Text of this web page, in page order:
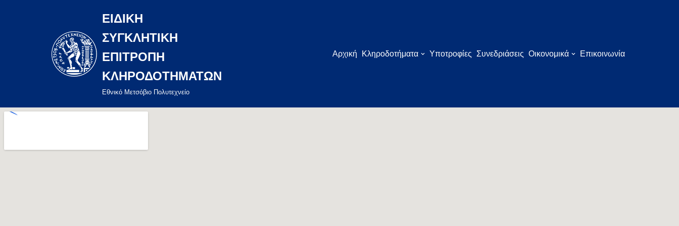
περιεχόμενο
ΕΙΔΙΚΗ
ΣΥΓΚΛΗΤΙΚΗ
ΕΠΙΤΡΟΠΗ
ΚΛΗΡΟΔΟΤΗΜΑΤΩΝ
Eθνικό Μετσόβιο Πολυτεχνείο
Αρχική Κληροδοτήματα Υποτροφίες Συνεδριάσεις Οικονομικά Επικοινωνία